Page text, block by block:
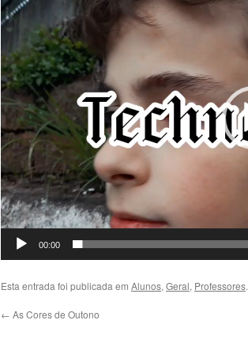
vídeo
00:00
Esta entrada foi publicada em Alunos, Geral, Professores.
← As Cores de Outono